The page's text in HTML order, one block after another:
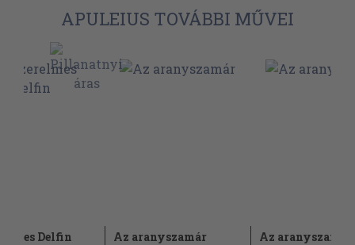
APULEIUS TOVÁBBI MŰVEI
Delfin Az aranyszamár Az aranyszamár